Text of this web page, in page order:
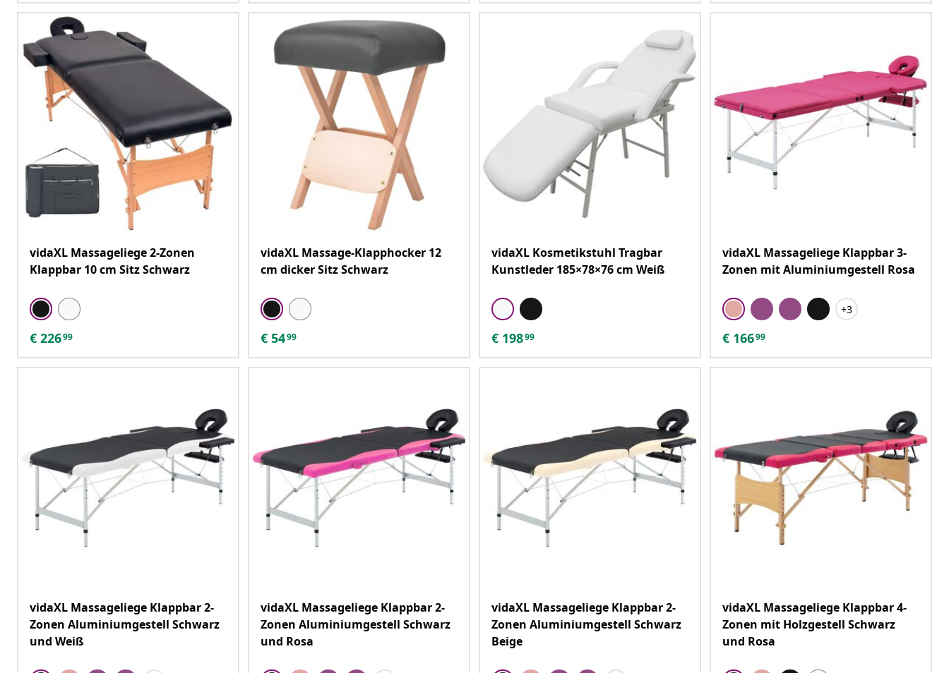
vidaXL Massageliege 2-Zonen
Klappbar 10 cm Sitz Schwarz
€ 22699
vidaXL Massage-Klapphocker 12
cm dicker Sitz Schwarz
€ 5499
vidaXL Kosmetikstuhl Tragbar
Kunstleder 185×78×76 cm Weiß
€ 19899
vidaXL Massageliege Klappbar 3-
Zonen mit Aluminiumgestell Rosa
+3
€ 16699
vidaXL Massageliege Klappbar 2-
Zonen Aluminiumgestell Schwarz
und Weiß
vidaXL Massageliege Klappbar 2-
Zonen Aluminiumgestell Schwarz
und Rosa
vidaXL Massageliege Klappbar 2-
Zonen Aluminiumgestell Schwarz
Beige
vidaXL Massageliege Klappbar 4-
Zonen mit Holzgestell Schwarz
und Rosa